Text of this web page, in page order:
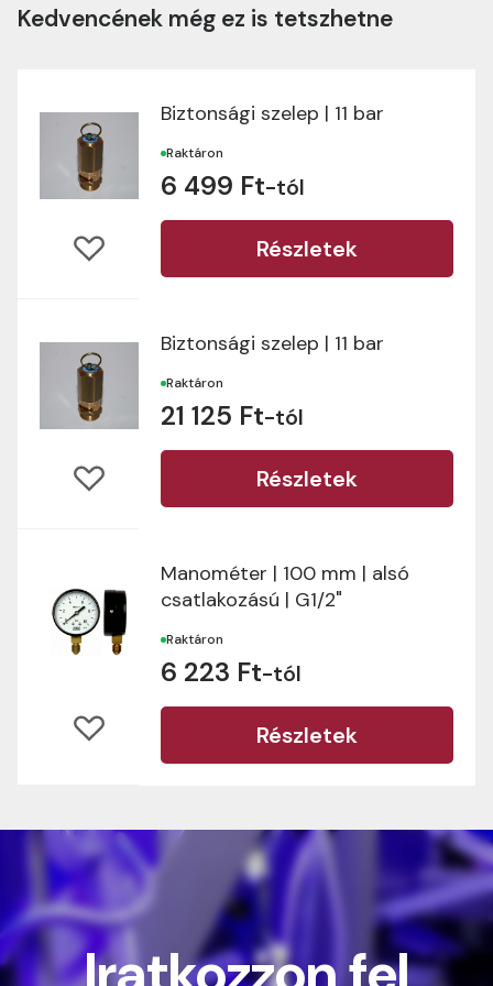
Kedvencének még ez is tetszhetne
Biztonsági szelep | 11 bar
Raktáron
6 499 Ft-tól
Részletek
Biztonsági szelep | 11 bar
Raktáron
21 125 Ft-tól
Részletek
Manométer | 100 mm | alsó
csatlakozású | G1/2"
Raktáron
6 223 Ft-tól
Részletek